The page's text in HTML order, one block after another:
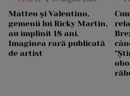
Matteo și Valentino,
gemenii lui Ricky Martin,
au împlinit 18 ani.
Imaginea rară publicată
de artist